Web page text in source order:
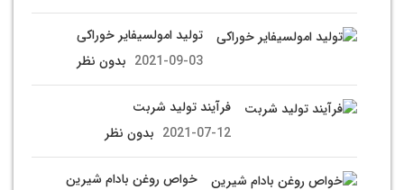
تولید امولسیفایر خوراکی
2021-09-03 بدون نظر
فرآیند تولید شربت
2021-07-12 بدون نظر
خواص روغن بادام شیرین